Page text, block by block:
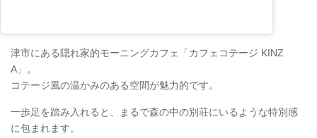
津市にある隠れ家的モーニングカフェ「カフェコテージ KINZ
A」。
コテージ風の温かみのある空間が魅力的です。
一歩足を踏み入れると、まるで森の中の別荘にいるような特別感
に包まれます。